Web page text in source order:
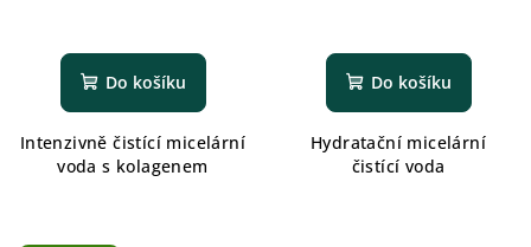
Do košíku
Intenzivně čistící micelární
voda s kolagenem
Do košíku
Hydratační micelární
čistící voda